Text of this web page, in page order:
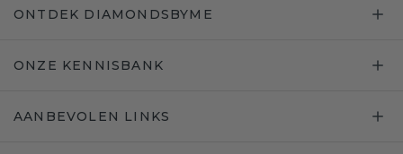
ONTDEK DIAMONDSBYME
ONZE KENNISBANK
AANBEVOLEN LINKS